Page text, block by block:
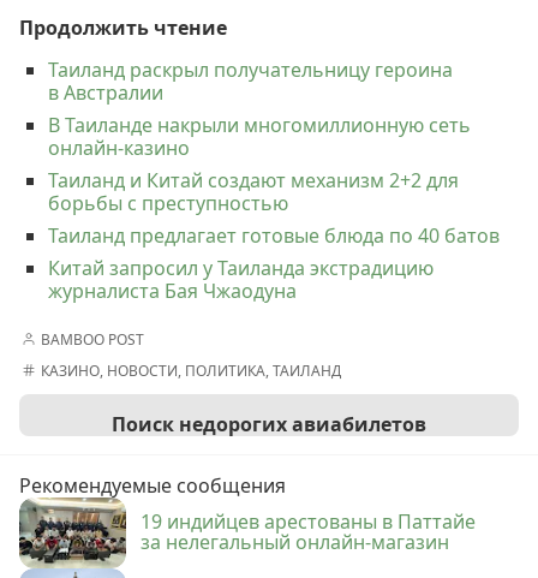
Продолжить чтение
Таиланд раскрыл получательницу героина
в Австралии
В Таиланде накрыли многомиллионную сеть
онлайн-казино
Таиланд и Китай создают механизм 2+2 для
борьбы с преступностью
Таиланд предлагает готовые блюда по 40 батов
Китай запросил у Таиланда экстрадицию
журналиста Бая Чжаодуна
BAMBOO POST
КАЗИНО, НОВОСТИ, ПОЛИТИКА,ТАИЛАНД
Поиск недорогих авиабилетов
Рекомендуемые сообщения
19 индийцев арестованы в Паттайе
за нелегальный онлайн-магазин